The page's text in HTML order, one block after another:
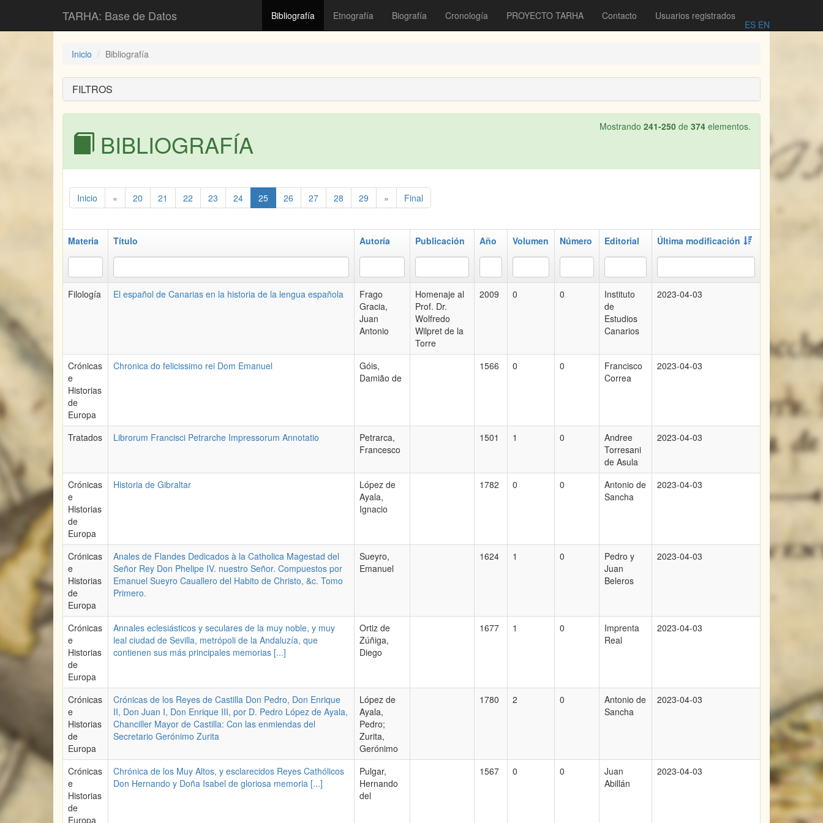
TARHA: Base de Datos Bibliografía Etnografía Biografía Cronología PROYECTO TARHA Contacto Usuarios registrados
ES EN
Inicio Bibliografía
FILTROS
Mostrando 241-250 de 374 elementos.
BIBLIOGRAFÍA
Inicio « 20 21 22 23 24 25 26 27 28 29 » Final
Materia Título Autoría Publicación Año Volumen Número Editorial Última modificación
Filología El español de Canarias en la historia de la lengua española
Frago
Gracia,
Juan
Antonio
Homenaje al
Prof. Dr.
Wolfredo
Wilpret de la
Torre
2009 0 0
Instituto
de
Estudios
Canarios
2023-04-03
Crónicas
e
Historias
de
Europa
Chronica do felicissimo rei Dom Emanuel
Góis,
Damião de
1566 0 0
Francisco
Correa
2023-04-03
Tratados Librorum Francisci Petrarche Impressorum Annotatio
Petrarca,
Francesco
1501 1 0
Andree
Torresani
de Asula
2023-04-03
Crónicas
e
Historias
de
Europa
Historia de Gibraltar
López de
Ayala,
Ignacio
1782 0 0
Antonio de
Sancha
2023-04-03
Crónicas
e
Historias
de
Europa
Anales de Flandes Dedicados à la Catholica Magestad del
Señor Rey Don Phelipe IV. nuestro Señor. Compuestos por
Emanuel Sueyro Cauallero del Habito de Christo, &c. Tomo
Primero.
Sueyro,
Emanuel
1624 1 0
Pedro y
Juan
Beleros
2023-04-03
Crónicas
e
Historias
de
Europa
Annales eclesiásticos y seculares de la muy noble, y muy
leal ciudad de Sevilla, metrópoli de la Andaluzía, que
contienen sus más principales memorias [...]
Ortiz de
Zúñiga,
Diego
1677 1 0
Imprenta
Real
2023-04-03
Crónicas
e
Historias
de
Europa
Crónicas de los Reyes de Castilla Don Pedro, Don Enrique
II, Don Juan I, Don Enrique III, por D. Pedro López de Ayala,
Chanciller Mayor de Castilla: Con las enmiendas del
Secretario Gerónimo Zurita
López de
Ayala,
Pedro;
Zurita,
Gerónimo
1780 2 0
Antonio de
Sancha
2023-04-03
Crónicas
e
Historias
de
Europa
Chrónica de los Muy Altos, y esclarecidos Reyes Cathólicos
Don Hernando y Doña Isabel de gloriosa memoria [...]
Pulgar,
Hernando
del
1567 0 0
Juan
Abillán
2023-04-03